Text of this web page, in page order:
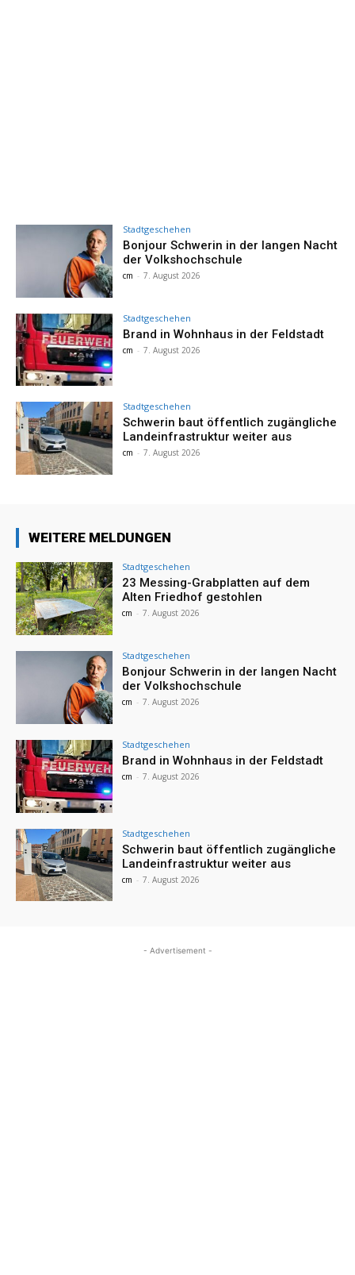
Stadtgeschehen
Bonjour Schwerin in der langen Nacht
der Volkshochschule
cm - 7. August 2026
Stadtgeschehen
Brand in Wohnhaus in der Feldstadt
cm - 7. August 2026
Stadtgeschehen
Schwerin baut öffentlich zugängliche
Landeinfrastruktur weiter aus
cm - 7. August 2026
WEITERE MELDUNGEN
Stadtgeschehen
23 Messing-Grabplatten auf dem
Alten Friedhof gestohlen
cm - 7. August 2026
Stadtgeschehen
Bonjour Schwerin in der langen Nacht
der Volkshochschule
cm - 7. August 2026
Stadtgeschehen
Brand in Wohnhaus in der Feldstadt
cm - 7. August 2026
Stadtgeschehen
Schwerin baut öffentlich zugängliche
Landeinfrastruktur weiter aus
cm - 7. August 2026
- Advertisement -